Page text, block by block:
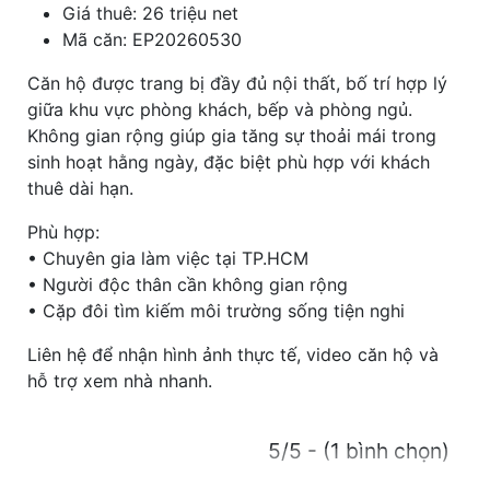
Giá thuê: 26 triệu net
Mã căn: EP20260530
Căn hộ được trang bị đầy đủ nội thất, bố trí hợp lý
giữa khu vực phòng khách, bếp và phòng ngủ.
Không gian rộng giúp gia tăng sự thoải mái trong
sinh hoạt hằng ngày, đặc biệt phù hợp với khách
thuê dài hạn.
Phù hợp:
• Chuyên gia làm việc tại TP.HCM
• Người độc thân cần không gian rộng
• Cặp đôi tìm kiếm môi trường sống tiện nghi
Liên hệ để nhận hình ảnh thực tế, video căn hộ và
hỗ trợ xem nhà nhanh.
5/5 - (1 bình chọn)